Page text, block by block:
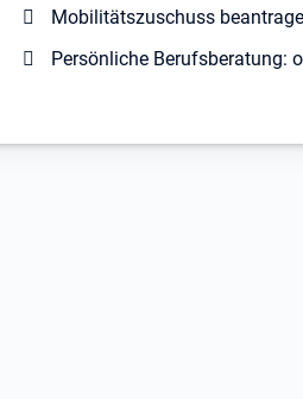
Mobilitätszuschuss
Persönliche Berufsberatung: